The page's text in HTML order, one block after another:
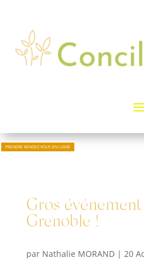
PRENDRE RENDEZ-VOUS EN LIGNE
Gros
Grenoble !
par Nathalie MORAND| 20